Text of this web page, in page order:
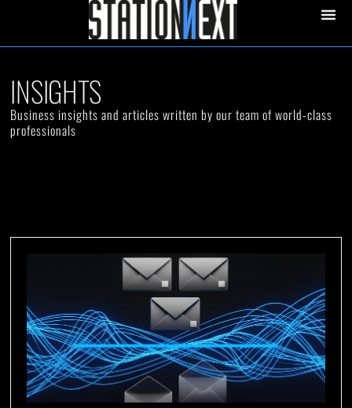
INSIGHTS
Business insights and articles written by our team of world-class
professionals